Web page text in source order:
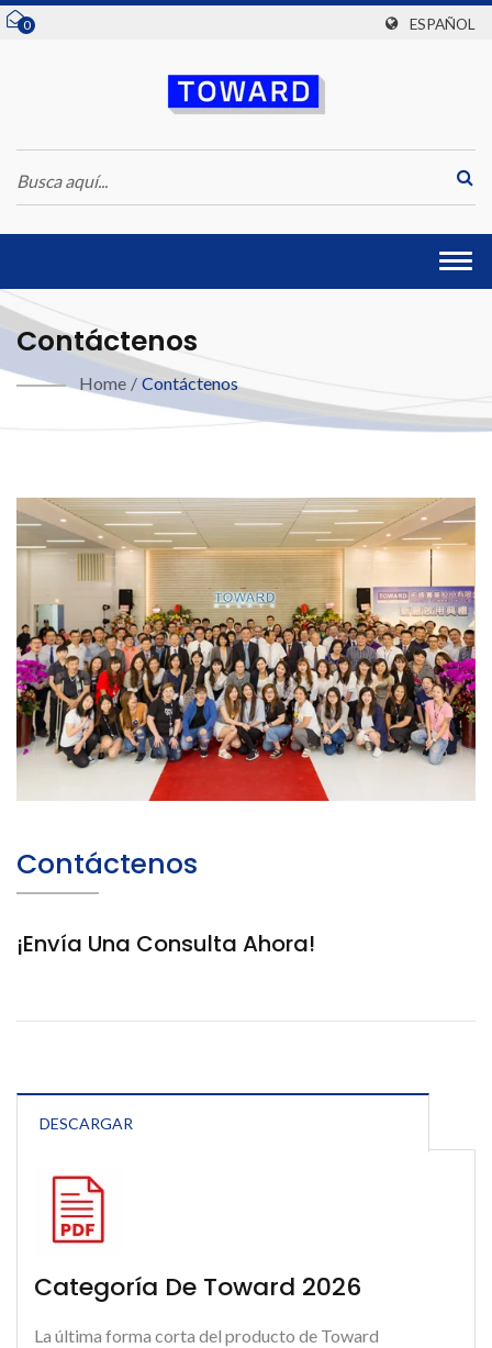
0 ESPAÑOL
Contáctenos
Home / Contáctenos
Contáctenos
¡Envía Una Consulta Ahora!
DESCARGAR
Categoría De Toward 2026
La última forma corta del producto de Toward